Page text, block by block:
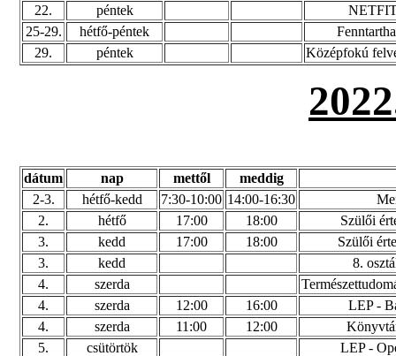
22.
péntek
25-29.
hétfő-péntek
29.
péntek Középfokú
dátum nap mettől
meddig
2-3.
hétfő-kedd 7:30-10:00 14:00-16:30
2.
hétfő 17:00 18:00
Szülői
3.
kedd 17:00 18:00
Szülői
3.
kedd
8.
4.
szerda
4.
szerda 12:00 16:00
LEP -
4.
szerda 11:00 12:00
5.
csütörtök
LEP -